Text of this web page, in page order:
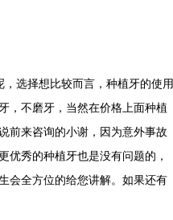
选择想比较而言，种植牙的使用
，不磨牙，当然在价格上面种植
前来咨询的小谢，因为意外事故
优秀的种植牙也是没有问题的，
会全方位的给您讲解。如果还有